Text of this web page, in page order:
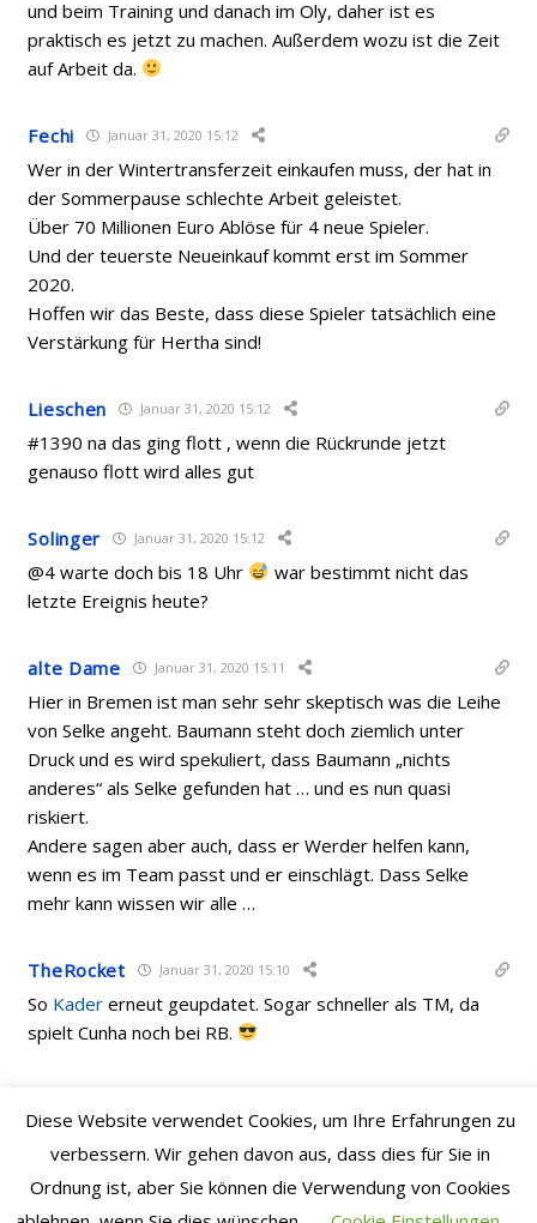
und beim Training und danach im Oly, daher ist es
praktisch es jetzt zu machen. Außerdem wozu ist die Zeit
auf Arbeit da.
Fechi Januar 31, 2020 15:12
Wer in der Wintertransferzeit einkaufen muss, der hat in
der Sommerpause schlechte Arbeit geleistet.
Über 70 Millionen Euro Ablöse für 4 neue Spieler.
Und der teuerste Neueinkauf kommt erst im Sommer
2020.
Hoffen wir das Beste, dass diese Spieler tatsächlich eine
Verstärkung für Hertha sind!
Lieschen Januar 31, 2020 15:12
#1390 na das ging flott , wenn die Rückrunde jetzt
genauso flott wird alles gut
Solinger Januar 31, 2020 15:12
@4 warte doch bis 18 Uhr
war bestimmt nicht das
letzte Ereignis heute?
alte Dame Januar 31, 2020 15:11
Hier in Bremen ist man sehr sehr skeptisch was die Leihe
von Selke angeht. Baumann steht doch ziemlich unter
Druck und es wird spekuliert, dass Baumann „nichts
anderes“ als Selke gefunden hat … und es nun quasi
riskiert.
Andere sagen aber auch, dass er Werder helfen kann,
wenn es im Team passt und er einschlägt. Dass Selke
mehr kann wissen wir alle …
TheRocket Januar 31, 2020 15:10
So Kader erneut geupdatet. Sogar schneller als TM, da
spielt Cunha noch bei RB.
#1387 er hält den Laden zusammen
Lieschen Januar 31, 2020 15:06
Diese Website verwendet Cookies, um Ihre Erfahrungen zu
verbessern. Wir gehen davon aus, dass dies für Sie in
Ordnung ist, aber Sie können die Verwendung von Cookies